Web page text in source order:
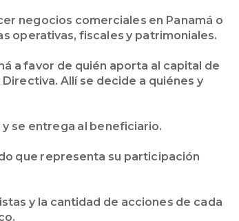
negocios comerciales en Panamá o
operativas, fiscales y patrimoniales.
a favor de quién aporta al capital de
Allí se decide a quiénes y
se entrega al beneficiario.
que representa su participación
y la cantidad de acciones de cada